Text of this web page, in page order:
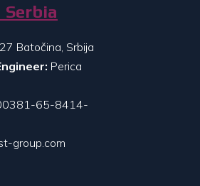
Batočina, Srbija
Perica
65-8414-
group.com